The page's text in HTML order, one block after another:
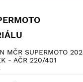
MČR SUPERMOTO
- AČR 220/401